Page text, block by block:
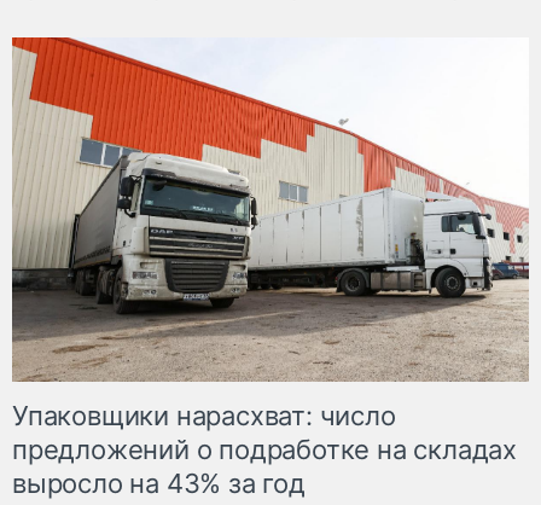
Упаковщики нарасхват: число
предложений о подработке на складах
выросло на 43% за год